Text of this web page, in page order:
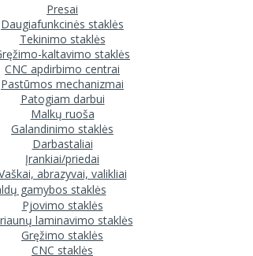
Presai
Daugiafunkcinės staklės
Tekinimo staklės
kaltavimo staklės
CNC apdirbimo centrai
Pastūmos mechanizmai
Patogiam darbui
Malkų ruoša
Galandinimo staklės
Darbastaliai
Įrankiai/priedai
abrazyvai, valikliai
gamybos staklės
Pjovimo staklės
laminavimo staklės
Gręžimo staklės
CNC staklės